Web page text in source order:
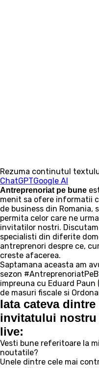
Rezuma continutul
ChatGPTGoogle AI
Antreprenoriat pe bune
menit sa ofere informatii
de business din Romania,
permita celor care ne
invitatilor nostri.
specialisti din diferite
antreprenori despre ce,
creste afacerea.
Saptamana aceasta am
sezon
impreuna cu Eduard Paun
de masuri fiscale si
Iata cateva
invitatului
live:
Vesti bune referitoare la
noutatile?
Unele dintre cele mai